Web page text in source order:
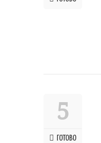
5
ГОТОВО